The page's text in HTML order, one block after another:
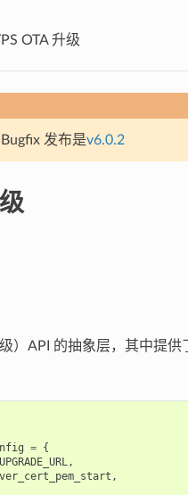
OTA 升级
发布是v6.0.2
）API 的抽象层，其中提供
= {
,
,